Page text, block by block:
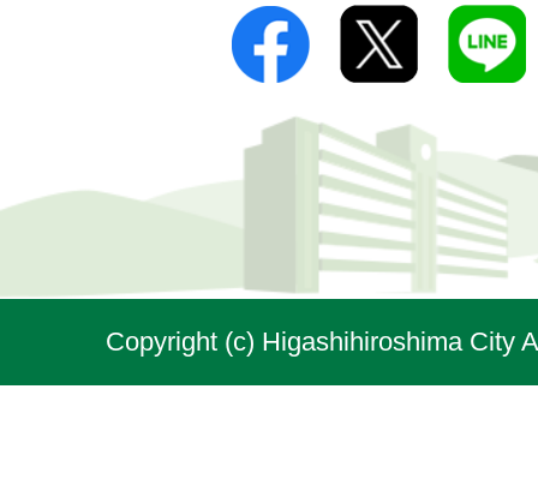
Copyright (c) Higashihiroshima City